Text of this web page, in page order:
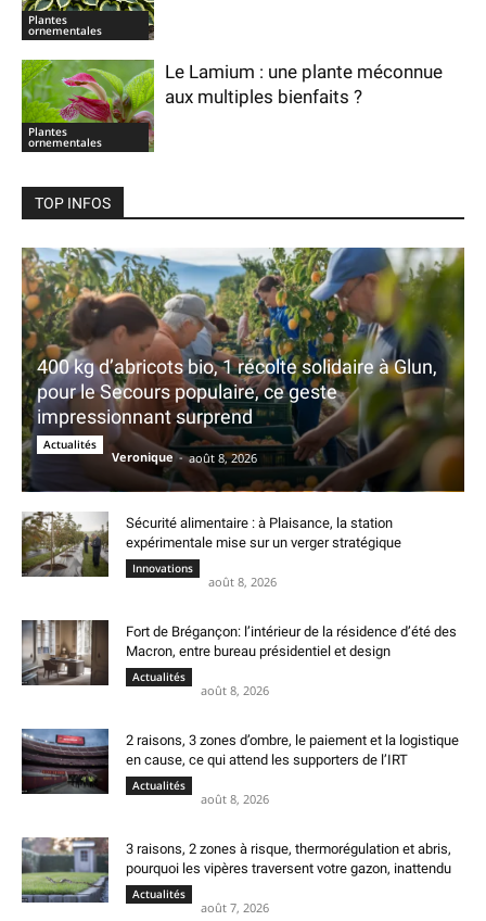
Plantes
ornementales
Plantes
ornementales
Le Lamium : une plante méconnue
aux multiples bienfaits ?
TOP INFOS
400 kg d’abricots bio, 1 récolte solidaire à Glun,
pour le Secours populaire, ce geste
impressionnant surprend
Actualités
Veronique - août 8, 2026
Sécurité alimentaire : à Plaisance, la station
expérimentale mise sur un verger stratégique
Innovations
août 8, 2026
Fort de Brégançon: l’intérieur de la résidence d’été des
Macron, entre bureau présidentiel et design
Actualités
août 8, 2026
2 raisons, 3 zones d’ombre, le paiement et la logistique
en cause, ce qui attend les supporters de l’IRT
Actualités
août 8, 2026
3 raisons, 2 zones à risque, thermorégulation et abris,
pourquoi les vipères traversent votre gazon, inattendu
Actualités
août 7, 2026